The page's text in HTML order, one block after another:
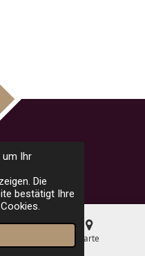
um Ihr
Die
bestätigt Ihre
Karte